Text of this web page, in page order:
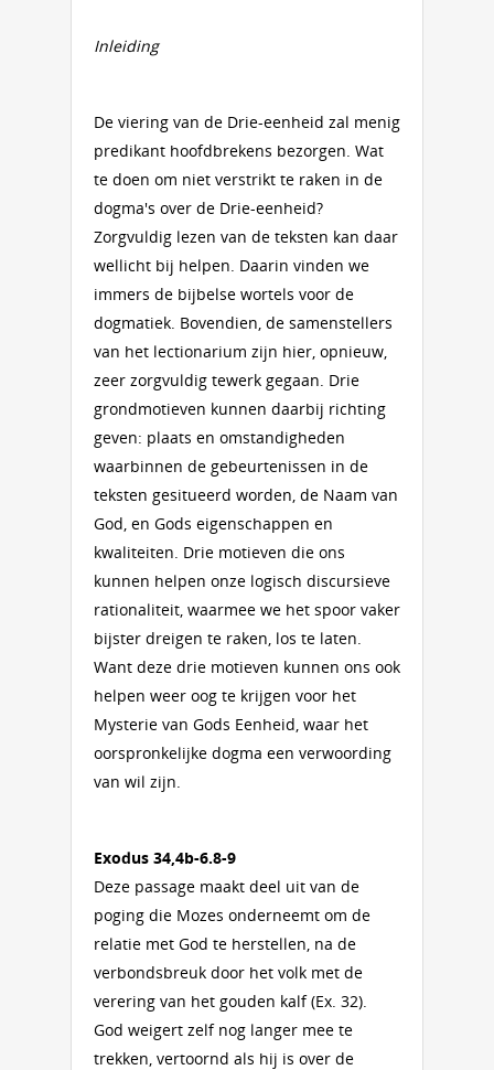
Inleiding
De viering van de Drie-eenheid zal menig
predikant hoofdbrekens bezorgen. Wat
te doen om niet verstrikt te raken in de
dogma's over de Drie-eenheid?
Zorgvuldig lezen van de teksten kan daar
wellicht bij helpen. Daarin vinden we
immers de bijbelse wortels voor de
dogmatiek. Bovendien, de samenstellers
van het lectionarium zijn hier, opnieuw,
zeer zorgvuldig tewerk gegaan. Drie
grondmotieven kunnen daarbij richting
geven: plaats en omstandigheden
waarbinnen de gebeurtenissen in de
teksten gesitueerd worden, de Naam van
God, en Gods eigenschappen en
kwaliteiten. Drie motieven die ons
kunnen helpen onze logisch discursieve
rationaliteit, waarmee we het spoor vaker
bijster dreigen te raken, los te laten.
Want deze drie motieven kunnen ons ook
helpen weer oog te krijgen voor het
Mysterie van Gods Eenheid, waar het
oorspronkelijke dogma een verwoording
van wil zijn.
Exodus 34,4b-6.8-9
Deze passage maakt deel uit van de
poging die Mozes onderneemt om de
relatie met God te herstellen, na de
verbondsbreuk door het volk met de
verering van het gouden kalf (Ex. 32).
God weigert zelf nog langer mee te
trekken, vertoornd als hij is over de